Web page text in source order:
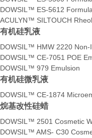
DOWSIL™ ES-5612
ACULYN™ SILTOUCH
有机硅乳液
DOWSIL™ HMW 2220 Non-
DOWSIL™ CE-7051 POE
DOWSIL™ 979 Emulsion
有机硅微乳液
DOWSIL™ CE-1874
烷基改性硅蜡
DOWSIL™ 2501 Cosmetic
DOWSIL™ AMS- C30